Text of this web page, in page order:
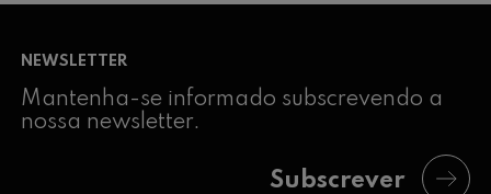
NEWSLETTER
Mantenha-se informado subscrevendo a
nossa newsletter.
Subscrever